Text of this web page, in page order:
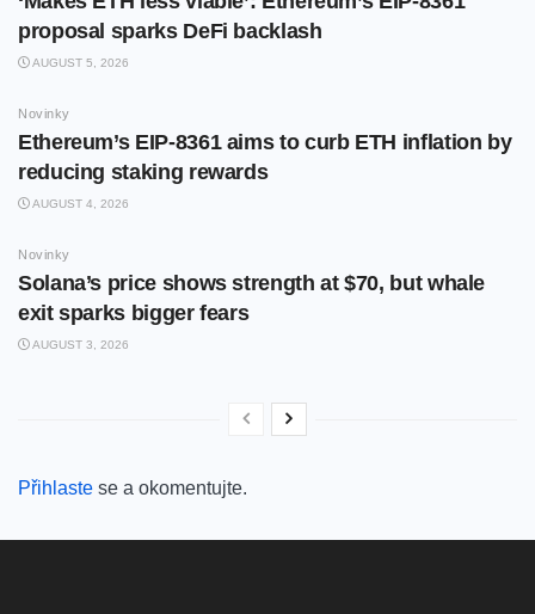
proposal sparks DeFi backlash
AUGUST 5, 2026
Novinky
Ethereum’s EIP-8361 aims to curb ETH inflation by
reducing staking rewards
AUGUST 4, 2026
Novinky
Solana’s price shows strength at $70, but whale
exit sparks bigger fears
AUGUST 3, 2026
Přihlaste se a okomentujte.